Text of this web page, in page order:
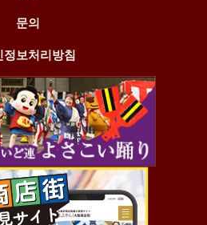
문의
정보처리방침